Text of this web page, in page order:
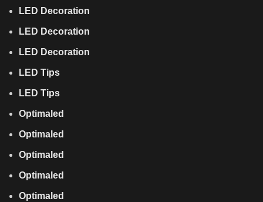
LED Decoration
LED Decoration
LED Decoration
LED Tips
LED Tips
Optimaled
Optimaled
Optimaled
Optimaled
Optimaled